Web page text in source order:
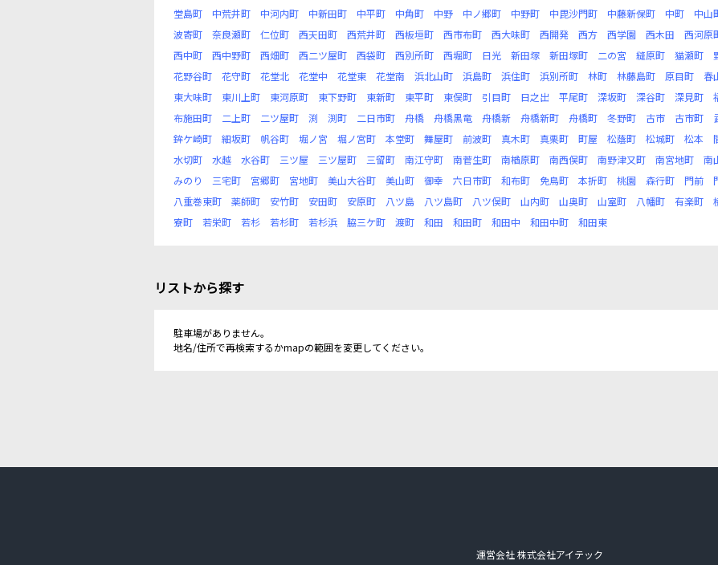
堂島町
中荒井町 中河内町 中新田町 中平町 中角町 中野 中ノ郷町 中野町 中毘沙門町 中藤新保町 中町 中山
波寄町
奈良瀬町 仁位町 西天田町 西荒井町 西板垣町 西市布町 西大味町 西開発 西方 西学園 西木田 西河原
西中町
西中野町 西畑町 西二ツ屋町 西袋町 西別所町 西堀町 日光 新田塚 新田塚町 二の宮 縫原町 猫瀬町
花野谷町
花守町 花堂北 花堂中 花堂東 花堂南 浜北山町 浜島町 浜住町 浜別所町 林町 林藤島町 原目町 春
東大味町
東川上町 東河原町 東下野町 東新町 東平町 東俣町 引目町 日之出 平尾町 深坂町 深谷町 深見町
布施田町
二上町 二ツ屋町 渕 渕町 二日市町 舟橋 舟橋黒竜 舟橋新 舟橋新町 舟橋町 冬野町 古市 古市町
鉾ケ崎町
細坂町 帆谷町 堀ノ宮 堀ノ宮町 本堂町 舞屋町 前波町 真木町 真栗町 町屋 松蔭町 松城町 松本
水切町
水越 水谷町 三ツ屋 三ツ屋町 三留町 南江守町 南菅生町 南楢原町 南西俣町 南野津又町 南宮地町 南
みのり
三宅町 宮郷町 宮地町 美山大谷町 美山町 御幸 六日市町 和布町 免鳥町 本折町 桃園 森行町 門前
八重巻東町
薬師町 安竹町 安田町 安原町 八ツ島 八ツ島町 八ツ俣町 山内町 山奥町 山室町 八幡町 有楽町
寮町
若栄町 若杉 若杉町 若杉浜 脇三ケ町 渡町 和田 和田町 和田中 和田中町 和田東
リストから探す
駐車場がありません。
地名/住所で再検索するかmapの範囲を変更してください。
運営会社 株式会社アイテック